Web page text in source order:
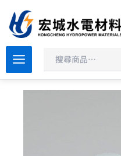
要
容
尋
始
價
格：
INAX
伊
奈